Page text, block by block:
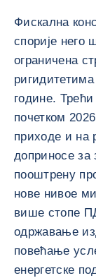
Фискална
спорије него
ограничена
године.
почетком
приходе и на
доприносе за
пооштрену
нове нивое
више стопе
одржавање
повећање
енергетске